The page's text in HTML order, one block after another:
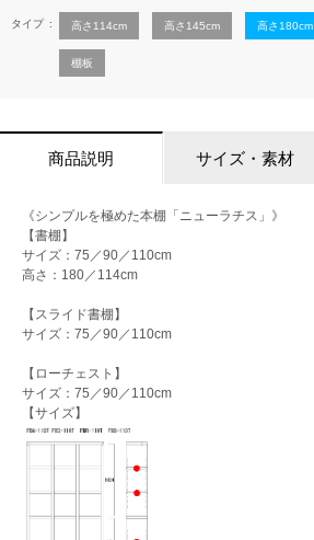
タイプ 高さ114cm 高さ145cm 高さ180cm
棚板
商品説明 サイズ・素材
《シンプルを極めた本棚「ニューラチス」》
【書棚】
サイズ：75／90／110cm
高さ：180／114cm
【スライド書棚】
サイズ：75／90／110cm
【ローチェスト】
サイズ：75／90／110cm
【サイズ】